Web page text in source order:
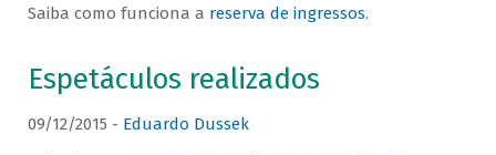
Saiba como funciona a reserva de ingressos.
Espetáculos realizados
09/12/2015 - Eduardo Dussek